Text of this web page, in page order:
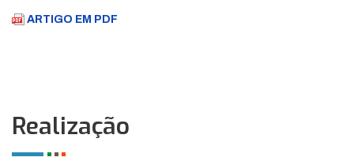
ARTIGO EM PDF
Realização